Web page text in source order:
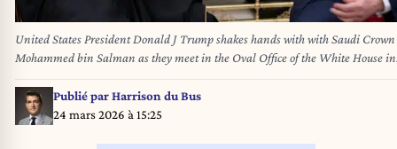
United States President Donald J Trump shakes hands with with Saudi
Mohammed bin Salman as they meet in the Oval Office of the White House in
Washington, DC, USA, on Tuesday, November. 18, 2025. Credit: Nathan Howard / Pool
via CNP/AdMedia//Z-
ADMEDIA_adm_111825_TrumpMSB_CNP_025/Credit:CNP/AdMedia/SIPA/
Publié parHarrison du Bus
24 mars 2026 à 15:25